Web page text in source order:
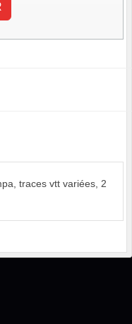
traces vtt variées, 2